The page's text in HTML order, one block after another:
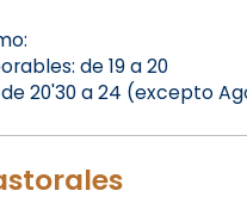
de 19 a 20
20'30 a 24 (excepto